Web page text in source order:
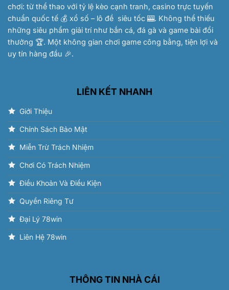
chơi: từ thể thao với tỷ lệ kèo cạnh tranh, casino trực tuyến
chuẩn quốc tế 💰 xổ số – lô đề siêu tốc 🎰. Không thể thiếu
những siêu phẩm giải trí như bắn cá, đá gà và game bài đổi
thưởng 🏆. Một không gian chơi game công bằng, tiện lợi và
uy tín hàng đầu 🎉.
LIÊN KẾT NHANH
Giới Thiệu
Chính Sách Bảo Mật
Miễn Trừ Trách Nhiệm
Chơi Có Trách Nhiệm
Điều Khoản Và Điều Kiện
Quyền Riêng Tư
Đại Lý 78win
Liên Hệ 78win
THÔNG TIN NHÀ CÁI